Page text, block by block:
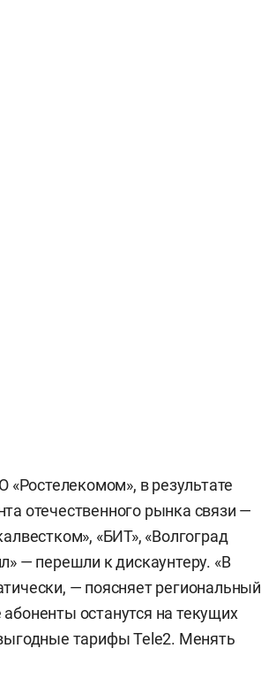
«Ростелекомом», в результате
отечественного рынка связи —
«БИТ», «Волгоград
— перешли к дискаунтеру. «В
— поясняет региональный
абоненты останутся на текущих
тарифы Tele2. Менять